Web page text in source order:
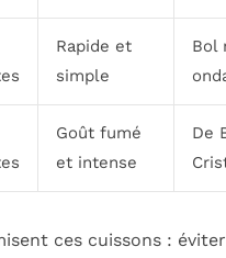
Rapide et
simple
Bol
Goût fumé
et intense
De
ces cuissons :